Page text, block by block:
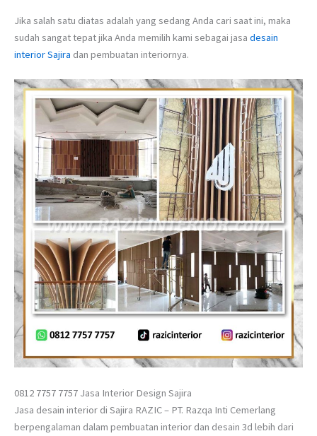
Jika salah satu diatas adalah yang sedang Anda cari saat ini, maka
sudah sangat tepat jika Anda memilih kami sebagai jasa desain
interior Sajira dan pembuatan interiornya.
0812 7757 7757 Jasa Interior Design Sajira
Jasa desain interior di Sajira RAZIC – PT. Razqa Inti Cemerlang
berpengalaman dalam pembuatan interior dan desain 3d lebih dari